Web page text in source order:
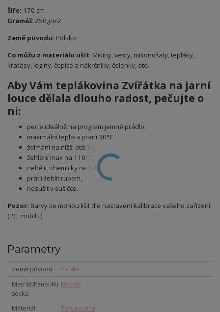
Šíře: 170 cm
Gramáž: 250g/m2
Země původu: Polsko
Co můžu z materiálu ušít: Mikiny, vesty, mikonošaty, tepláky,
kraťasy, legíny, čepice a nákrčníky, čelenky, atd.
Aby Vám teplákovina Zvířátka na jarní
louce dělala dlouho radost, pečujte o
ni:
perte ideálně na program jemné prádlo,
maximální teplota praní 30°C,
ždímání na nižší otáčky,
žehlení max na 110°C,
nebělit, chemicky nečistit,
prát i žehlit rubem,
nesušit v sušičce.
Pozor: Barvy se mohou lišit dle nastavení kalibrace vašeho zařízení
(PC, mobil...)
Parametry
Země původu
Polsko
Metráž/Panel/Ku
sovka
Metráž
Materiál
Teplákovina